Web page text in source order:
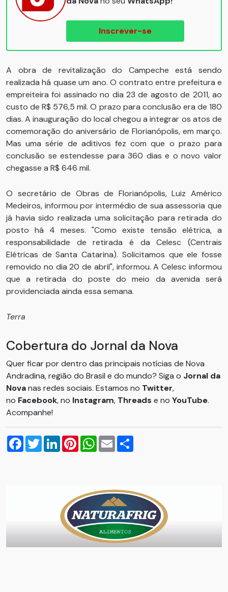
Inscrever-se
A obra de revitalização do Campeche está sendo
realizada há quase um ano. O contrato entre prefeitura e
empreiteira foi assinado no dia 23 de agosto de 2011, ao
custo de R$ 576,5 mil. O prazo para conclusão era de 180
dias. A inauguração do local chegou a integrar os atos de
comemoração do aniversário de Florianópolis, em março.
Mas uma série de aditivos fez com que o prazo para
conclusão se estendesse para 360 dias e o novo valor
chegasse a R$ 646 mil.
O secretário de Obras de Florianópolis, Luiz Américo
Medeiros, informou por intermédio de sua assessoria que
já havia sido realizada uma solicitação para retirada do
posto há 4 meses. "Como existe tensão elétrica, a
responsabilidade de retirada é da Celesc (Centrais
Elétricas de Santa Catarina). Solicitamos que ele fosse
removido no dia 20 de abril", informou. A Celesc informou
que a retirada do poste do meio da avenida será
providenciada ainda essa semana.
Terra
Cobertura do Jornal da Nova
Quer ficar por dentro das principais notícias de Nova
Andradina, região do Brasil e do mundo? Siga o Jornal da
Novanas redes sociais. Estamos no Twitter,
no Facebook, no Instagram, Threads e no YouTube.
Acompanhe!
Facebook
TwitterLinkedInPinterestWhatsApp
Email